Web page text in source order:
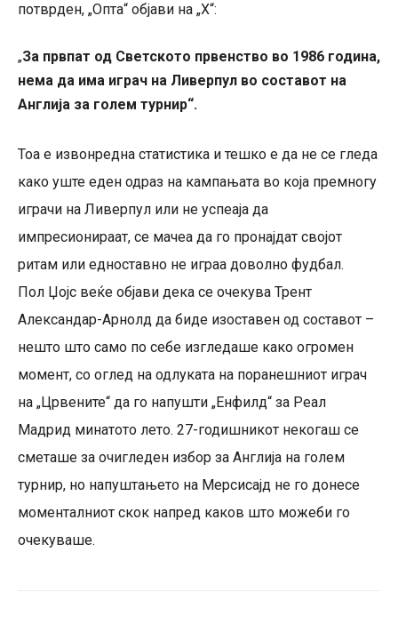
потврден, „Опта“ објави на „Х“:
„За првпат од Светското првенство во 1986 година,
нема да има играч на Ливерпул во составот на
Англија за голем турнир“.
Тоа е извонредна статистика и тешко е да не се гледа
како уште еден одраз на кампањата во која премногу
играчи на Ливерпул или не успеаја да
импресионираат, се мачеа да го пронајдат својот
ритам или едноставно не играа доволно фудбал.
Пол Џојс веќе објави дека се очекува Трент
Александар-Арнолд да биде изоставен од составот –
нешто што само по себе изгледаше како огромен
момент, со оглед на одлуката на поранешниот играч
на „Црвените“ да го напушти „Енфилд“ за Реал
Мадрид минатото лето. 27-годишникот некогаш се
сметаше за очигледен избор за Англија на голем
турнир, но напуштањето на Мерсисајд не го донесе
моменталниот скок напред каков што можеби го
очекуваше.